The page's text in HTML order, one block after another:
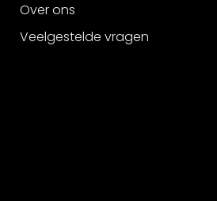
Over ons
Veelgestelde vragen